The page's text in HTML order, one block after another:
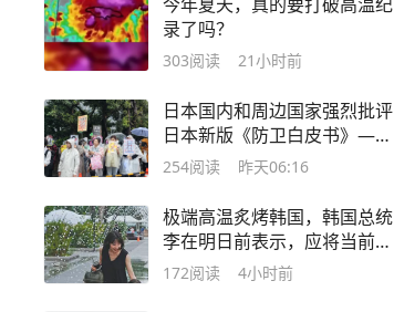
录了吗？
303阅读 21小时前
日本国内和周边国家强烈批评
日本新版《防卫白皮书》——
“高市早苗政府‘新型军国主
254阅读 昨天06:16
极端高温炙烤韩国，韩国总统
李在明日前表示，应将当前状
况视为“国家灾难事态”
172阅读 4小时前